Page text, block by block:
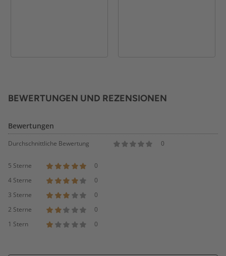
BEWERTUNGEN UND REZENSIONEN
Bewertungen
Durchschnittliche Bewertung 0
5 Sterne
0
4 Sterne
0
3 Sterne
0
2 Sterne
0
1 Stern
0